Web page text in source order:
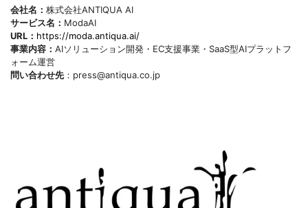
会社名： 株式会社ANTIQUA AI
サービス名： ModaAI
URL： https://moda.antiqua.ai/
事業内容： AIソリューション開発・EC支援事業・SaaS型AIプラットフ
ォーム運営
問い合わせ先 ：press@antiqua.co.jp